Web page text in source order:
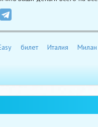
билет Италия Милан